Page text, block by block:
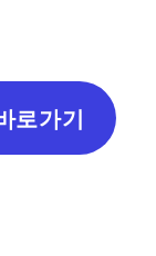
로가기